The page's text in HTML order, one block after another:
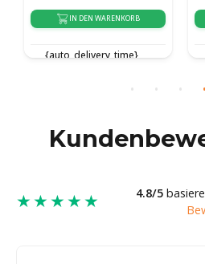
IN DEN WARENKORB
{auto_delivery_time}
★★★★★ 4.8/5